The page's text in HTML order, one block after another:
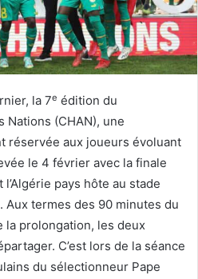
la 7e édition du
Nations (CHAN), une
réservée aux joueurs évoluant
le 4 février avec la finale
pays hôte au stade
Aux termes des 90 minutes du
la prolongation, les deux
C’est lors de la séance
du sélectionneur Pape